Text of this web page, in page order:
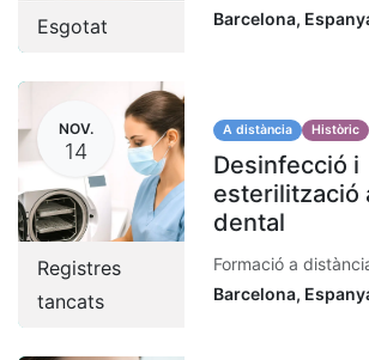
Esgotat
Barcelona,
NOV.
14
Registres
tancats
A distància Històric
Desinfecció i
esterilització
dental
Formació a
Barcelona,